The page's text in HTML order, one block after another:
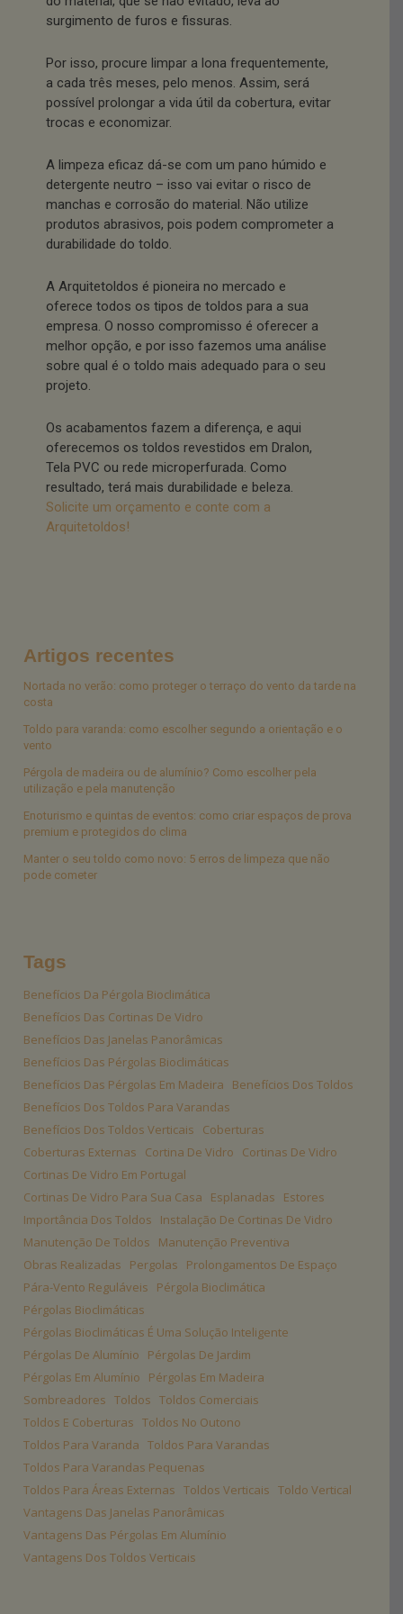
surgimento de furos e fissuras.
Por isso, procure limpar a lona frequentemente,
a cada três meses, pelo menos. Assim, será
possível prolongar a vida útil da cobertura, evitar
trocas e economizar.
A limpeza eficaz dá-se com um pano húmido e
detergente neutro – isso vai evitar o risco de
manchas e corrosão do material. Não utilize
produtos abrasivos, pois podem comprometer a
durabilidade do toldo.
A Arquitetoldos é pioneira no mercado e
oferece todos os tipos de toldos para a sua
empresa. O nosso compromisso é oferecer a
melhor opção, e por isso fazemos uma análise
sobre qual é o toldo mais adequado para o seu
projeto.
Os acabamentos fazem a diferença, e aqui
oferecemos os toldos revestidos em Dralon,
Tela PVC ou rede microperfurada. Como
resultado, terá mais durabilidade e beleza.
Solicite um orçamento e conte com a
Arquitetoldos!
Artigos recentes
Nortada no verão: como proteger o terraço do vento da tarde na
costa
Toldo para varanda: como escolher segundo a orientação e o
vento
Pérgola de madeira ou de alumínio? Como escolher pela
utilização e pela manutenção
Enoturismo e quintas de eventos: como criar espaços de prova
premium e protegidos do clima
Manter o seu toldo como novo: 5 erros de limpeza que não
pode cometer
Tags
Benefícios Da Pérgola Bioclimática
Benefícios Das Cortinas De Vidro
Benefícios Das Janelas Panorâmicas
Benefícios Das Pérgolas Bioclimáticas
Benefícios Das Pérgolas Em Madeira
Benefícios Dos Toldos
Benefícios Dos Toldos Para Varandas
Benefícios Dos Toldos Verticais
Coberturas
Coberturas Externas
Cortina De Vidro
Cortinas De Vidro
Cortinas De Vidro Em Portugal
Cortinas De Vidro Para Sua Casa
Esplanadas
Estores
Importância Dos Toldos
Instalação De Cortinas De Vidro
Manutenção De Toldos
Manutenção Preventiva
Obras Realizadas
Pergolas
Prolongamentos De Espaço
Pára-Vento Reguláveis
Pérgola Bioclimática
Pérgolas Bioclimáticas
Pérgolas Bioclimáticas É Uma Solução Inteligente
Pérgolas De Alumínio
Pérgolas De Jardim
Pérgolas Em Alumínio
Pérgolas Em Madeira
Sombreadores Toldos Toldos Comerciais
Toldos E Coberturas Toldos No Outono
Toldos Para Varanda Toldos Para Varandas
Toldos Para Varandas Pequenas
Toldos Para Áreas Externas Toldos Verticais Toldo Vertical
Vantagens Das Janelas Panorâmicas
Vantagens Das Pérgolas Em Alumínio
Vantagens Dos Toldos Verticais